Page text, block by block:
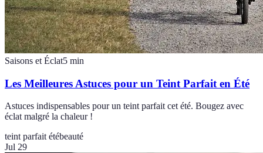
Saisons et Éclat5 min
Les Meilleures Astuces pour un Teint Parfait en Été
Astuces indispensables pour un teint parfait cet été. Bougez avec
éclat malgré la chaleur !
teint parfait étébeauté
Jul 29